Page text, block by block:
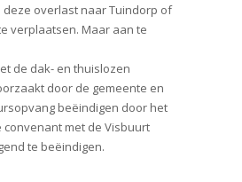
overlast naar Tuindorp of
verplaatsen. Maar aan te
de dak- en thuislozen
door de gemeente en
beëindigen door het
met de Visbuurt
te beëindigen.